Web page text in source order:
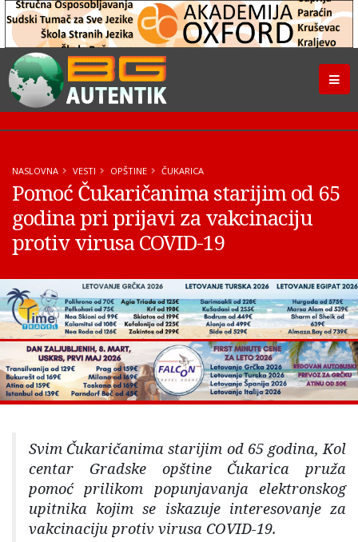
NASLOVNA VESTI OPŠTINE ČUKARICA
Pomoć Čukaričanima starijim od 65
godina pri prijavi za vakcinaciju
protiv virusa COVID-19
Svim Čukaričanima starijim od 65 godina, Kol
centar Gradske opštine Čukarica pruža
pomoć prilikom popunjavanja elektronskog
upitnika kojim se iskazuje interesovanje za
vakcinaciju protiv virusa COVID-19.